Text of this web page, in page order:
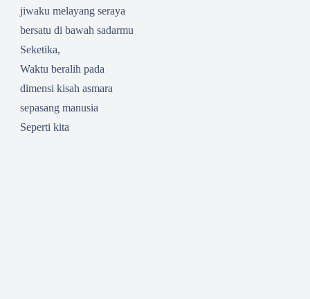
jiwaku melayang seraya
bersatu di bawah sadarmu
Seketika,
Waktu beralih pada
dimensi kisah asmara
sepasang manusia
Seperti kita